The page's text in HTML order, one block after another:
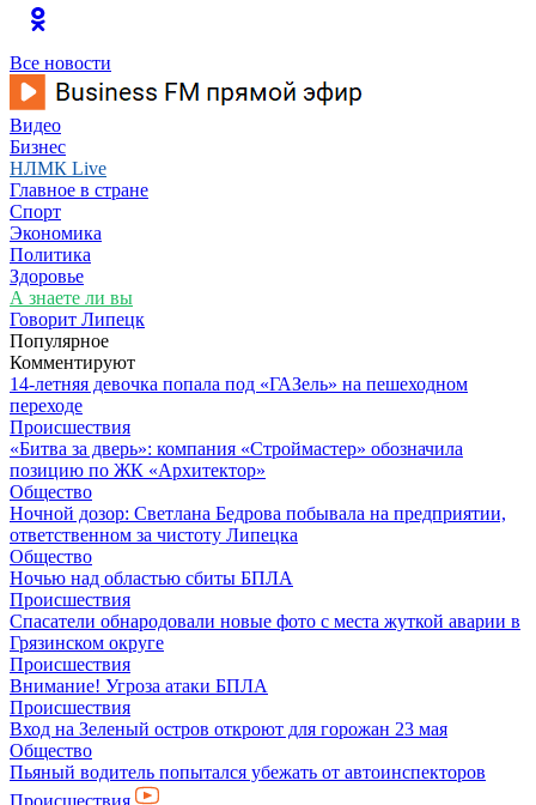
Все новости
Видео
Бизнес
НЛМК Live
Главное в стране
Спорт
Экономика
Политика
Здоровье
А знаете ли вы
Говорит Липецк
Популярное
Комментируют
14-летняя девочка попала под «ГАЗель» на пешеходном
переходе
Происшествия
«Битва за дверь»: компания «Строймастер» обозначила
позицию по ЖК «Архитектор»
Общество
Ночной дозор: Светлана Бедрова побывала на предприятии,
ответственном за чистоту Липецка
Общество
Ночью над областью сбиты БПЛА
Происшествия
Спасатели обнародовали новые фото с места жуткой аварии в
Грязинском округе
Происшествия
Внимание! Угроза атаки БПЛА
Происшествия
Вход на Зеленый остров откроют для горожан 23 мая
Общество
Пьяный водитель попытался убежать от автоинспекторов
Происшествия